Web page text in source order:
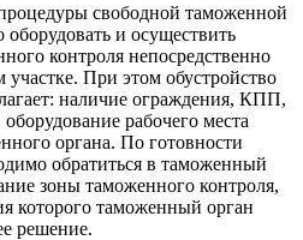
свободной таможенной
и осуществить
контроля непосредственно
При этом обустройство
наличие ограждения, КПП,
рабочего места
органа. По готовности
обратиться в таможенный
зоны таможенного контроля,
которого таможенный орган
решение.